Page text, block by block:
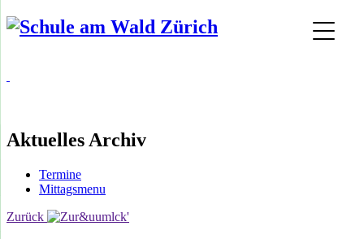
Aktuelles Archiv
Termine
Mittagsmenu
Zurück